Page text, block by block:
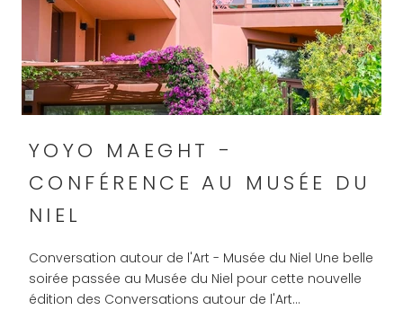
YOYO MAEGHT -
CONFÉRENCE AU MUSÉE DU
NIEL
Conversation autour de l'Art - Musée du Niel Une belle
soirée passée au Musée du Niel pour cette nouvelle
édition des Conversations autour de l'Art...